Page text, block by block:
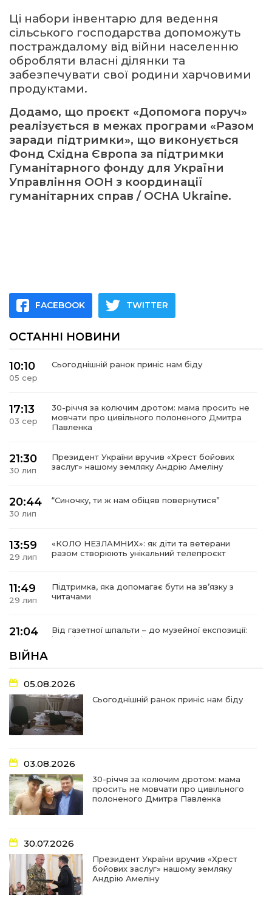
Ці набори інвентарю для ведення
сільського господарства допоможуть
постраждалому від війни населенню
обробляти власні ділянки та
забезпечувати свої родини харчовими
продуктами.
Додамо, що проєкт «Допомога поруч»
реалізується в межах програми «Разом
заради підтримки», що виконується
Фонд Східна Європа за підтримки
Гуманітарного фонду для України
Управління ООН з координації
гуманітарних справ / OCHA Ukraine.
FACEBOOK TWITTER
ОСТАННІ НОВИНИ
10:10
05 сер
Сьогоднішній ранок приніс нам біду
17:13
03 сер
30-річчя за колючим дротом: мама просить не
мовчати про цивільного полоненого Дмитра
Павленка
21:30
30 лип
Президент України вручив «Хрест бойових
заслуг» нашому земляку Андрію Амеліну
20:44
30 лип
“Синочку, ти ж нам обіцяв повернутися”
13:59
29 лип
«КОЛО НЕЗЛАМНИХ»: як діти та ветерани
разом створюють унікальний телепроєкт
11:49
29 лип
Підтримка, яка допомагає бути на зв’язку з
читачами
21:04
Від газетної шпальти – до музейної експозиції:
історії Героїв Барвінківщини стали частиною
17:18
27 лип
У Барвінківській громаді вшанували людей
найгуманнішої професії
16:29
22 лип
Медики Барвінківської громади
вдосконалюють професійні навички
15:09
22 лип
У Пригожому з дітьми та їх батьками
працювали фахівці благодійного фонду
07:17
“Мені й досі сниться син”: чотири роки світлої
11:06
20 лип
За дві доби — серія ворожих ударів по
Барвінківській громаді
14:38
У Барвінковому сталася пожежа у житловій
ВІЙНА
05.08.2026
Сьогоднішній ранок приніс нам біду
03.08.2026
30-річчя за колючим дротом: мама
просить не мовчати про цивільного
полоненого Дмитра Павленка
30.07.2026
Президент України вручив «Хрест
бойових заслуг» нашому земляку
Андрію Амеліну